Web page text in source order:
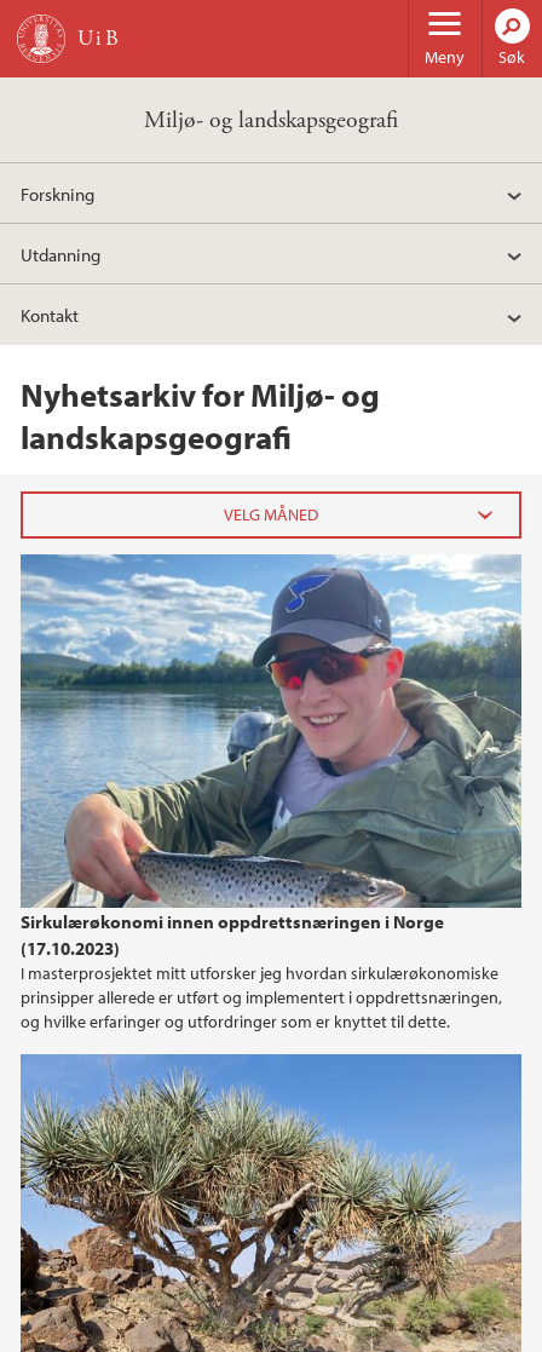
Hopp til hovedinnhold
Meny Søk
Miljø- og landskapsgeografi
Forskning
Utdanning
Kontakt
Nyhetsarkiv for Miljø- og
landskapsgeografi
Sirkulærøkonomi innen oppdrettsnæringen i Norge
(17.10.2023)
I masterprosjektet mitt utforsker jeg hvordan sirkulærøkonomiske
prinsipper allerede er utført og implementert i oppdrettsnæringen,
og hvilke erfaringer og utfordringer som er knyttet til dette.
2023
oktober (1)
2022
2020
2018
2017
2016
2015